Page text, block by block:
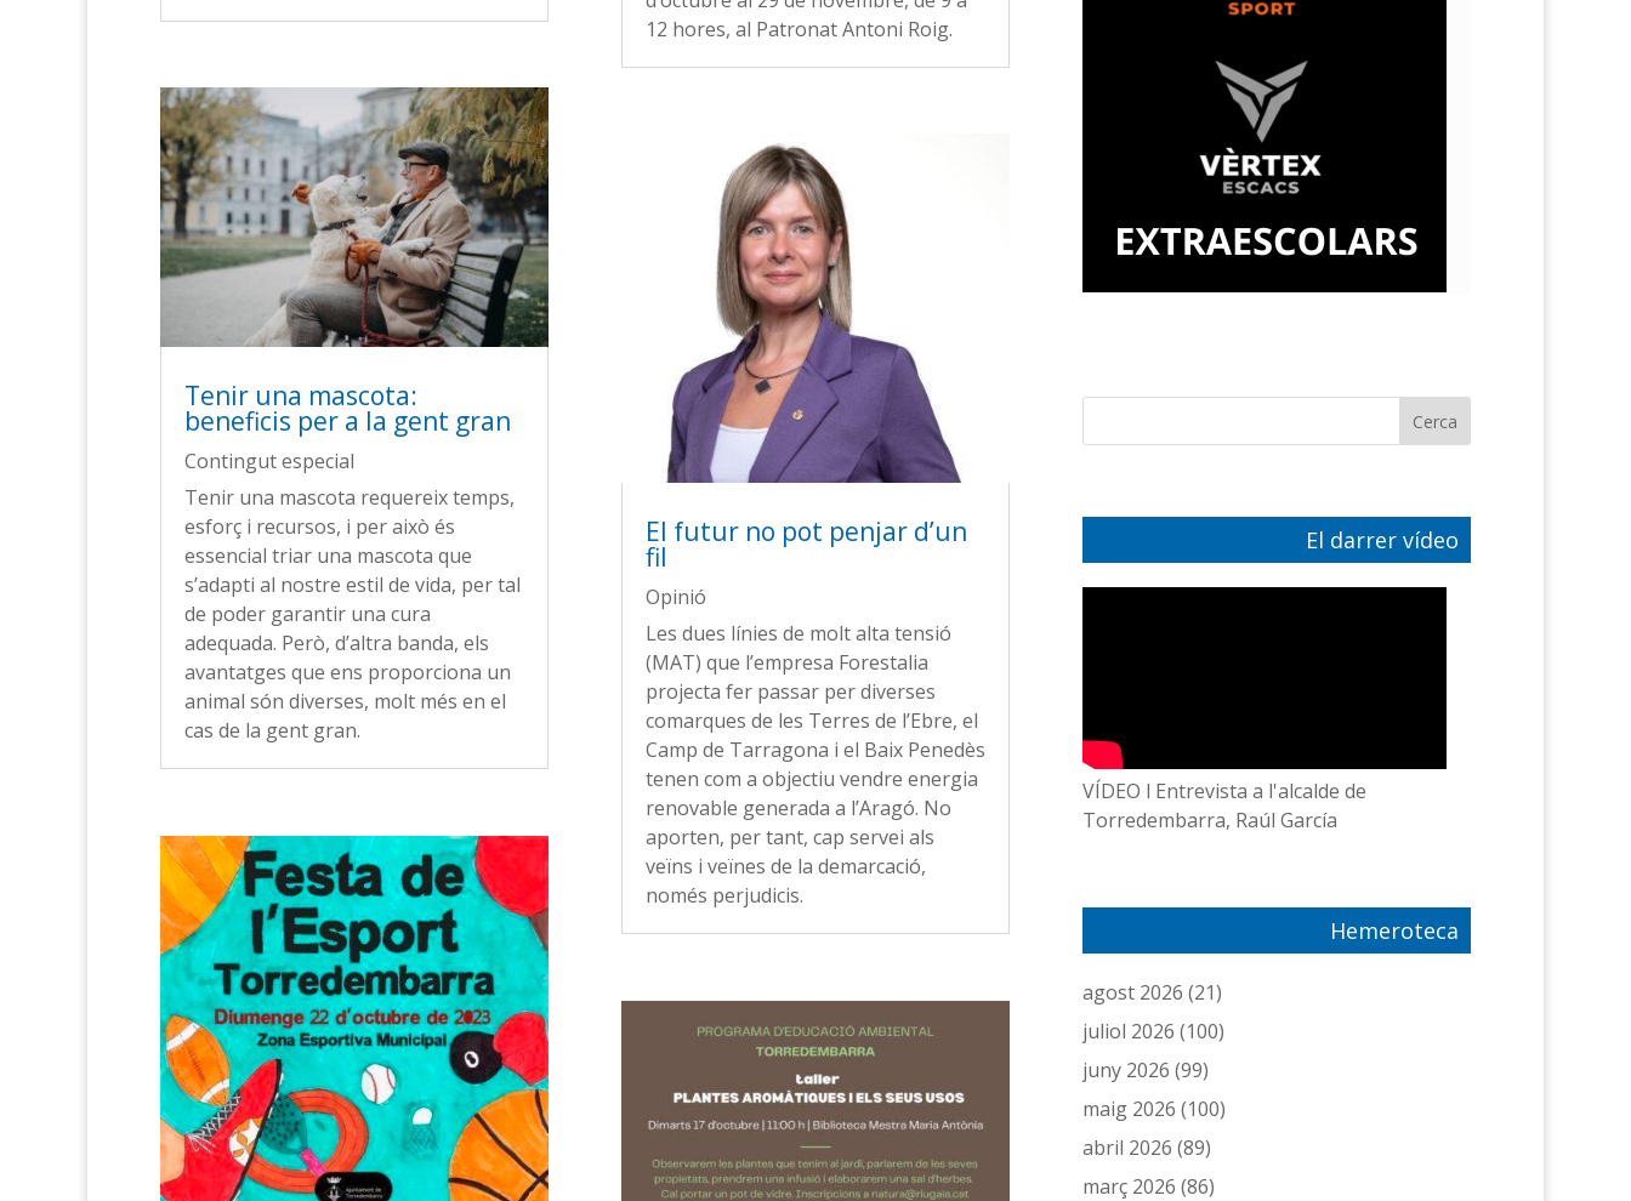
Tenir una mascota:
beneficis per a la gent gran
Contingut especial
Tenir una mascota requereix temps,
esforç i recursos, i per això és
essencial triar una mascota que
s’adapti al nostre estil de vida, per tal
de poder garantir una cura
adequada. Però, d’altra banda, els
avantatges que ens proporciona un
animal són diverses, molt més en el
cas de la gent gran.
12 hores, al Patronat Antoni Roig.
El futur no pot penjar d’un
fil
Opinió
Les dues línies de molt alta tensió
(MAT) que l’empresa Forestalia
projecta fer passar per diverses
comarques de les Terres de l’Ebre, el
Camp de Tarragona i el Baix Penedès
tenen com a objectiu vendre energia
renovable generada a l’Aragó. No
aporten, per tant, cap servei als
veïns i veïnes de la demarcació,
només perjudicis.
El darrer vídeo
VÍDEO l Entrevista a l'alcalde de
Torredembarra, Raúl García
Hemeroteca
agost 2026 (21)
juliol 2026 (100)
juny 2026 (99)
maig 2026 (100)
abril 2026 (89)
març 2026 (86)